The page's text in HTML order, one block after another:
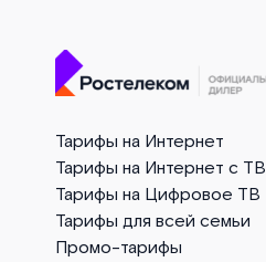
Тарифы на Интернет
Тарифы на Интернет с ТВ
Тарифы на Цифровое ТВ
Тарифы для всей семьи
Промо-тарифы